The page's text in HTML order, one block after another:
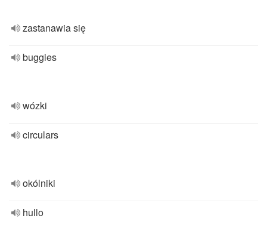
zastanawia się
buggies
wózki
circulars
okólniki
hullo